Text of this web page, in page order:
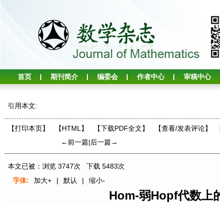
首页 期刊简介 编委会 作者中心 审稿中心
引用本文:
【打印本页】 【HTML】 【下载PDF全文】 【查看/发表评论】
←前一篇|后一篇→
本文已被：浏览 3747次 下载 5483次
字体:
加大+ | 默认 | 缩小-
Hom-弱Hopf代数上